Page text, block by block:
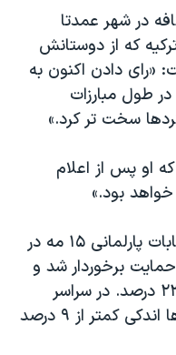
یک کافه در شهر عمدتا
که از دوستانش
«رای دادن اکنون به
طول مبارزات
سخت تر کرد.»
او پس از اعلام
خواهد بود.»
حزب «دموکراتیک خلق‌ها» در انتخابات پارلمانی ۱۵ مه در
از ۶۱ درصد حمایت برخوردار شد و
حزب «عدالت و توسعه» اردوغان ۲۳ درصد. در سراسر
کشور، حمایت از دموکراتیک خلق‌ها اندکی کمتر از ۹ درصد